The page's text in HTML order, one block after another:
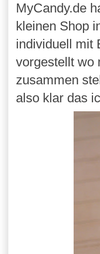
MyCandy.de
kleinen Shop
individuell mit
vorgestellt wo
zusammen
also klar das